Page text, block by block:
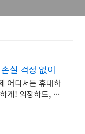
실 걱정 없이
어디서든 휴대하
게! 외장하드, 걱